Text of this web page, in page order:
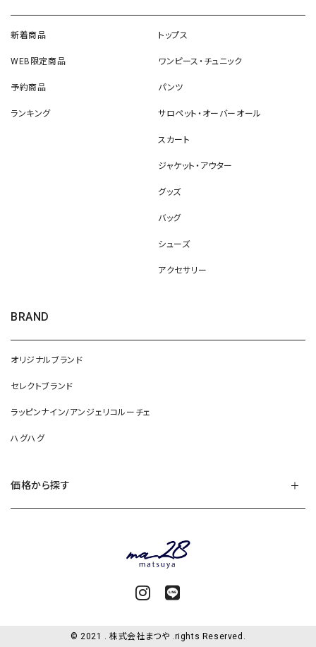
新着商品
WEB限定商品
予約商品
ランキング
トップス
ワンピース・チュニック
パンツ
サロペット・オーバーオール
スカート
ジャケット・アウター
グッズ
バッグ
シューズ
アクセサリー
BRAND
オリジナルブランド
セレクトブランド
ラッピンナイン/アンジェリコルーチェ
ハグハグ
価格から探す
© 2021 . 株式会社まつや .rights Reserved.